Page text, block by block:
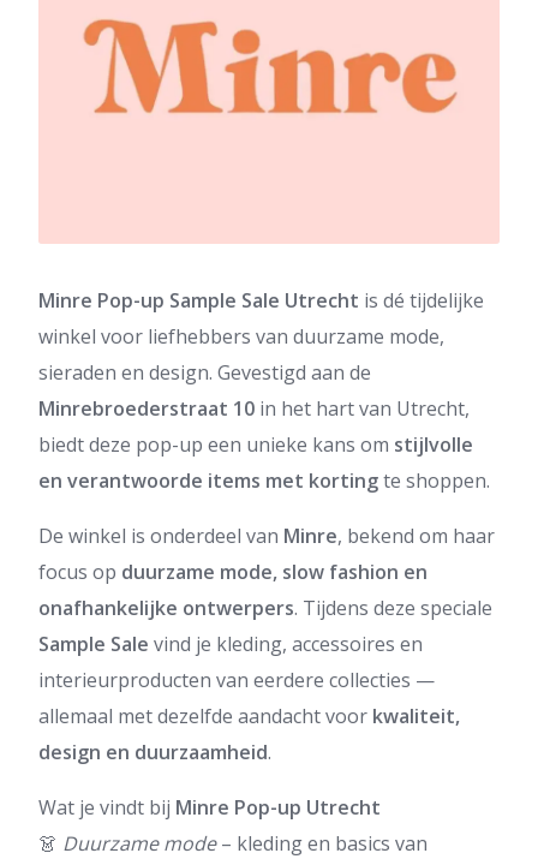
Minre Pop-up Sample Sale Utrecht is dé tijdelijke
winkel voor liefhebbers van duurzame mode,
sieraden en design. Gevestigd aan de
Minrebroederstraat 10 in het hart van Utrecht,
biedt deze pop-up een unieke kans om stijlvolle
en verantwoorde items met kortingte shoppen.
De winkel is onderdeel van Minre, bekend om haar
focus op duurzame mode, slow fashion en
onafhankelijke ontwerpers. Tijdens deze speciale
Sample Sale vind je kleding, accessoires en
interieurproducten van eerdere collecties —
allemaal met dezelfde aandacht voor kwaliteit,
design en duurzaamheid.
Wat je vindt bij Minre Pop-up Utrecht
👗 Duurzame mode– kleding en basics van